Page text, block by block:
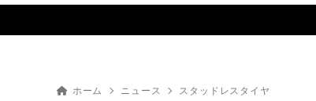
ホーム ニュース スタッドレスタイヤ